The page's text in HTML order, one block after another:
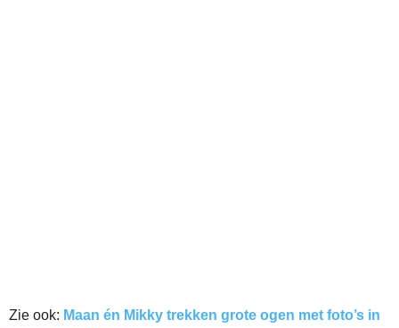
Zie ook: Maan én Mikky trekken grote ogen met foto’s in